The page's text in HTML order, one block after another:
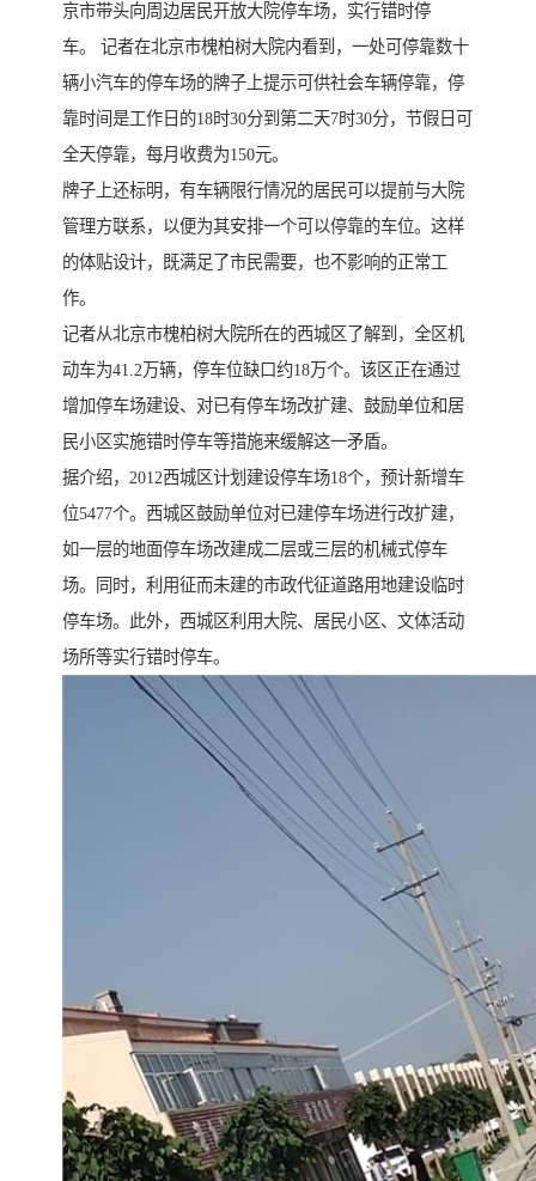
京市带头向周边居民开放大院停车场，实行错时停
车。 记者在北京市槐柏树大院内看到，一处可停靠数十
辆小汽车的停车场的牌子上提示可供社会车辆停靠，停
靠时间是工作日的18时30分到第二天7时30分，节假日可
全天停靠，每月收费为150元。
牌子上还标明，有车辆限行情况的居民可以提前与大院
管理方联系，以便为其安排一个可以停靠的车位。这样
的体贴设计，既满足了市民需要，也不影响的正常工
作。
记者从北京市槐柏树大院所在的西城区了解到，全区机
动车为41.2万辆，停车位缺口约18万个。该区正在通过
增加停车场建设、对已有停车场改扩建、鼓励单位和居
民小区实施错时停车等措施来缓解这一矛盾。
据介绍，2012西城区计划建设停车场18个，预计新增车
位5477个。西城区鼓励单位对已建停车场进行改扩建，
如一层的地面停车场改建成二层或三层的机械式停车
场。同时，利用征而未建的市政代征道路用地建设临时
停车场。此外，西城区利用大院、居民小区、文体活动
场所等实行错时停车。